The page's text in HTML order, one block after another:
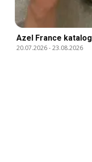
Azel France katalog
20.07.2026-23.08.2026